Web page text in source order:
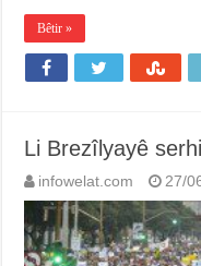
Bêtir »
Li Brezîlyayê
infowelat.com 27/